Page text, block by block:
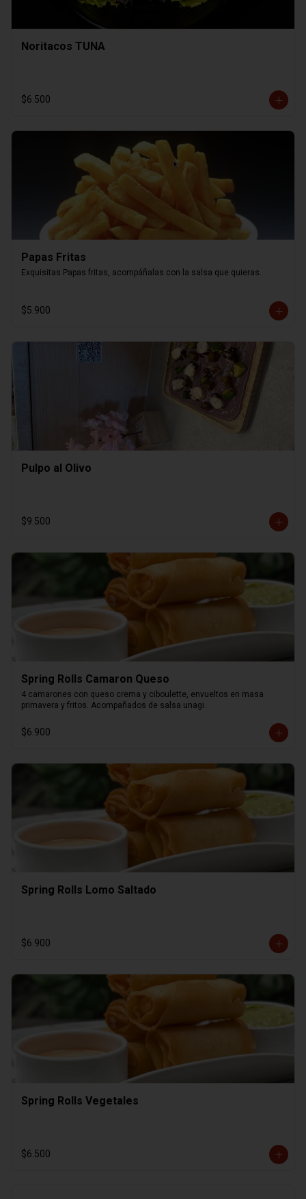
Noritacos TUNA
$6.500
Papas Fritas
Exquisitas Papas fritas, acompáñalas con la salsa que quieras.
$5.900
Pulpo al Olivo
$9.500
Spring Rolls Camaron Queso
4 camarones con queso crema y ciboulette, envueltos en masa
primavera y fritos. Acompañados de salsa unagi.
$6.900
Spring Rolls Lomo Saltado
$6.900
Spring Rolls Vegetales
$6.500